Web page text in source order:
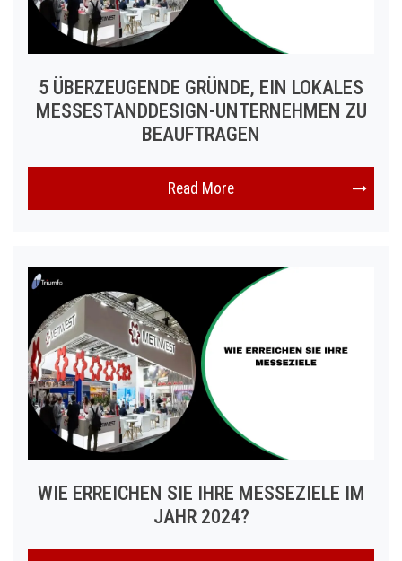
5 ÜBERZEUGENDE GRÜNDE, EIN LOKALES
MESSESTANDDESIGN-UNTERNEHMEN ZU
BEAUFTRAGEN
Read More
WIE ERREICHEN SIE IHRE MESSEZIELE IM
JAHR 2024?